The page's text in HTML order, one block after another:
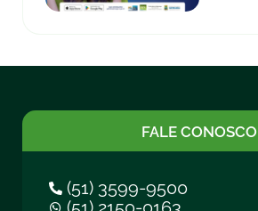
FALE CONOSCO
(51) 3599-9500